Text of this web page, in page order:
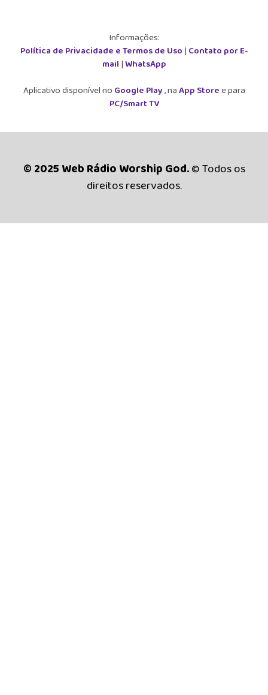
Informações:
Política de Privacidade e Termos de Uso | Contato por E-
mail |WhatsApp
Aplicativo disponível no Google Play, naApp Storee para
PC/Smart TV
© 2025 Web Rádio Worship God.© Todos os
direitos reservados.